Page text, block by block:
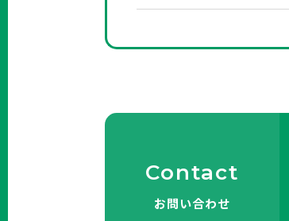
Contact
お問い合わせ